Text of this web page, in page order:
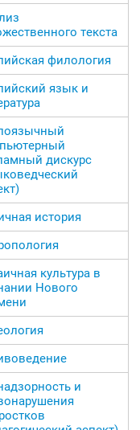
текста
филология
язык и
дискурс
история
культура в
Нового
и